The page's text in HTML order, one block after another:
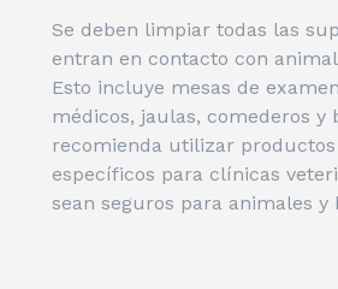
Se deben limpiar todas las
entran en contacto con
Esto incluye mesas de
médicos, jaulas, comederos y
recomienda utilizar
específicos para clínicas
sean seguros para animales y